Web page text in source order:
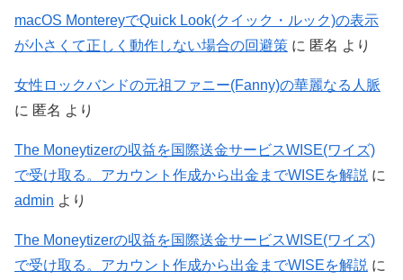
macOS MontereyでQuick Look(クイック・ルック)の表示
が小さくて正しく動作しない場合の回避策 に 匿名 より
女性ロックバンドの元祖ファニー(Fanny)の華麗なる人脈
に 匿名 より
The Moneytizerの収益を国際送金サービスWISE(ワイズ)
で受け取る。アカウント作成から出金までWISEを解説 に
admin より
The Moneytizerの収益を国際送金サービスWISE(ワイズ)
で受け取る。アカウント作成から出金までWISEを解説 に